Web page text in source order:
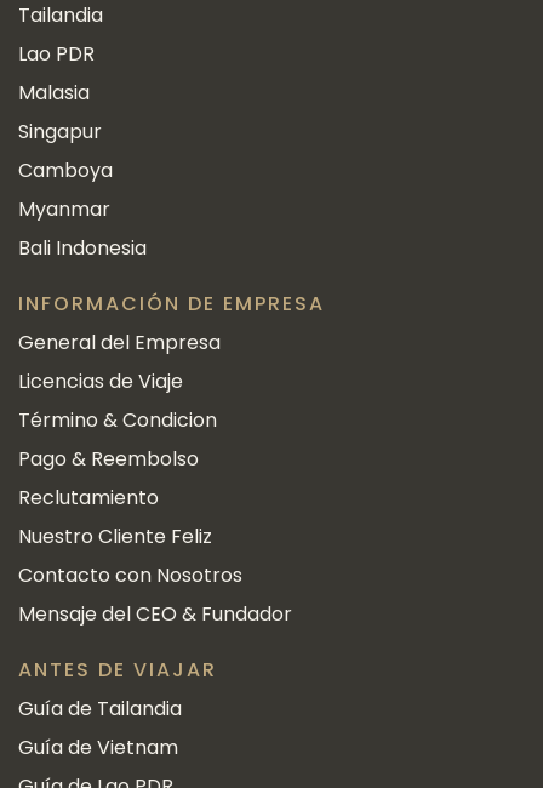
Tailandia
Lao PDR
Malasia
Singapur
Camboya
Myanmar
Bali Indonesia
INFORMACIÓN DE EMPRESA
General del Empresa
Licencias de Viaje
Término & Condicion
Pago & Reembolso
Reclutamiento
Nuestro Cliente Feliz
Contacto con Nosotros
Mensaje del CEO & Fundador
ANTES DE VIAJAR
Guía de Tailandia
Guía de Vietnam